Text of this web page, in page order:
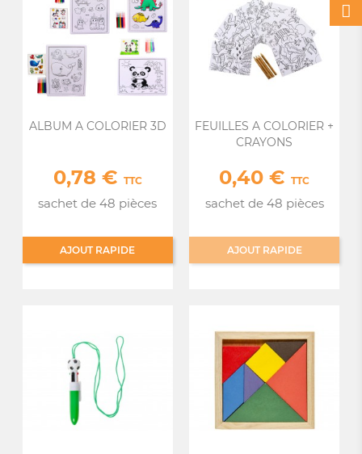
ALBUM A COLORIER 3D
Prix
0,78 € TTC
sachet de 48 pièces
AJOUT RAPIDE
FEUILLES A COLORIER +
CRAYONS
Prix
0,40 € TTC
sachet de 48 pièces
AJOUT RAPIDE